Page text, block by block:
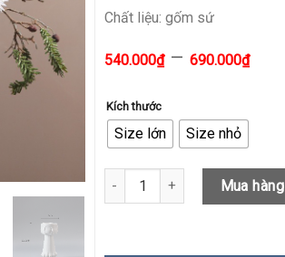
Chất liệu: gốm sứ
540.000₫– 690.000₫
Kích thước
Size lớn Size nhỏ
Bình Gốm Cắm Hoa quantity
Mua hàng